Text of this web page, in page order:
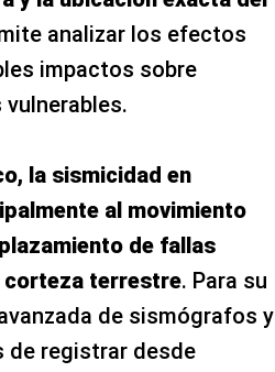
analizar los efectos
impactos sobre
la sismicidad en
al movimiento
de fallas
corteza terrestre. Para su
de sismógrafos y
de registrar desde